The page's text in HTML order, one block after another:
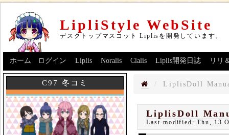
LipliStyle WebSite
デスクトップマスコット Liplisを開発しています。
ホーム ログイン Liplis Noralis Clalis Liplis開発日誌 リリ
LiplisDoll
LiplisDoll
Last-modified:Thu, 13
C97 冬コミ